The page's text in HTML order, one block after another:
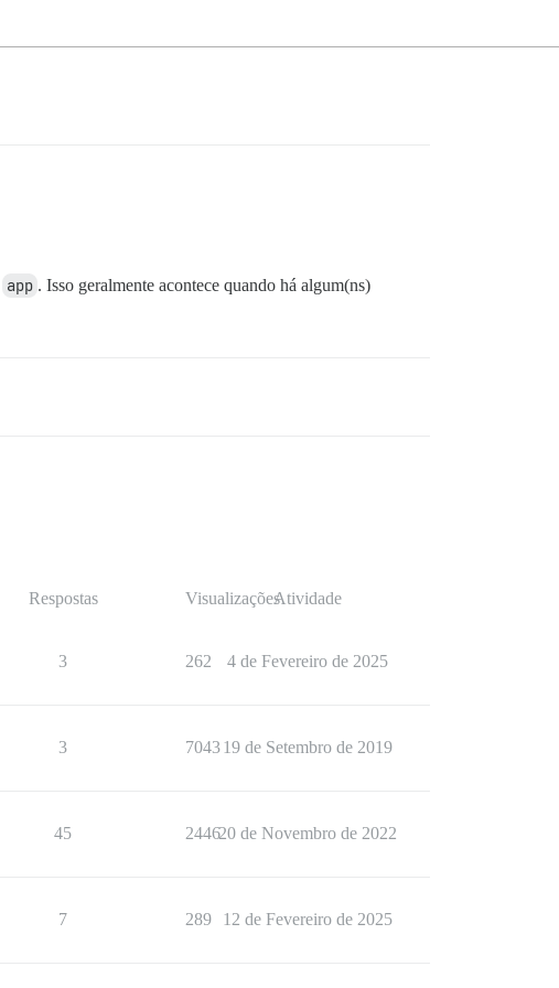
app . Isso geralmente acontece quando há algum(ns)
Respostas VisualizaçõesAtividade
3 262 4 de Fevereiro de 2025
3 704319 de Setembro de 2019
45 244620 de Novembro de 2022
7 289 12 de Fevereiro de 2025